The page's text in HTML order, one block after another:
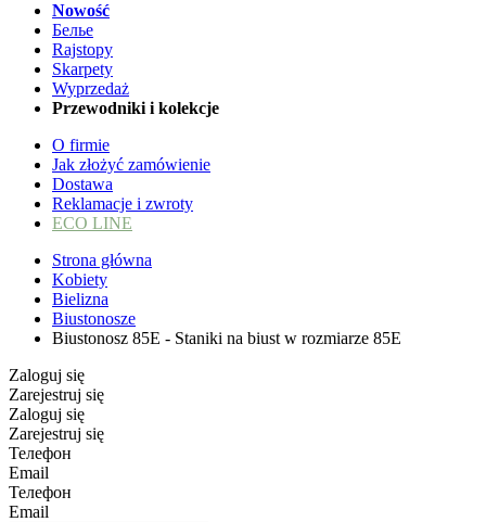
Nowość
Белье
Rajstopy
Skarpety
Wyprzedaż
Przewodniki i kolekcje
O firmie
Jak złożyć zamówienie
Dostawa
Reklamacje i zwroty
ECO LINE
Strona główna
Kobiety
Bielizna
Biustonosze
Biustonosz 85E - Staniki na biust w rozmiarze 85E
Zaloguj się
Zarejestruj się
Zaloguj się
Zarejestruj się
Телефон
Email
Телефон
Email